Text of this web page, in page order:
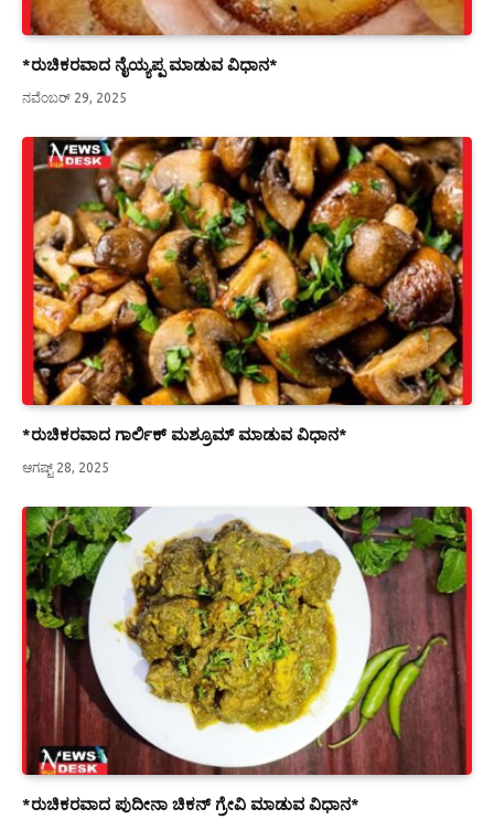
*ರುಚಿಕರವಾದ ನೈಯ್ಯಪ್ಪ ಮಾಡುವ ವಿಧಾನ*
ನವೆಂಬರ್ 29, 2025
*ರುಚಿಕರವಾದ ಗಾರ್ಲಿಕ್ ಮಶ್ರೂಮ್ ಮಾಡುವ ವಿಧಾನ*
ಆಗಷ್ಟ್ 28, 2025
*ರುಚಿಕರವಾದ ಪುದೀನಾ ಚಿಕನ್ ಗ್ರೇವಿ ಮಾಡುವ ವಿಧಾನ*